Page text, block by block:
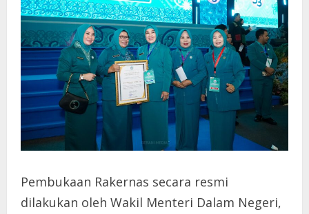
Pembukaan Rakernas secara resmi
dilakukan oleh Wakil Menteri Dalam Negeri,